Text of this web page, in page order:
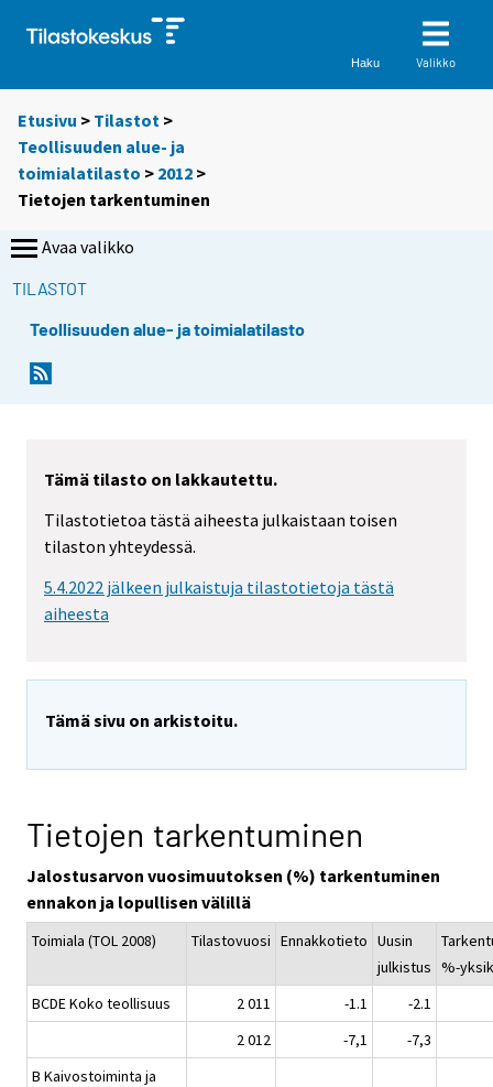
Haku Valikko
Etusivu > Tilastot >
Teollisuuden alue- ja
toimialatilasto > 2012 >
Tietojen tarkentuminen
Avaa valikko
TILASTOT
Teollisuuden alue- ja toimialatilasto
Tämä tilasto on lakkautettu.
Tilastotietoa tästä aiheesta julkaistaan toisen
tilaston yhteydessä.
5.4.2022 jälkeen julkaistuja tilastotietoja tästä
aiheesta
Tämä sivu on arkistoitu.
Tietojen tarkentuminen
Jalostusarvon vuosimuutoksen (%) tarkentuminen
ennakon ja lopullisen välillä
Toimiala (TOL 2008) Tilastovuosi Ennakkotieto Uusin
julkistus %-
BCDE Koko teollisuus
2 011 -1.1
-2.1
2 012
-7,1
-7,3
B Kaivostoiminta ja